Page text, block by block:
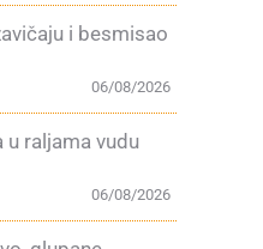
i besmisao
06/08/2026
u raljama vudu
06/08/2026